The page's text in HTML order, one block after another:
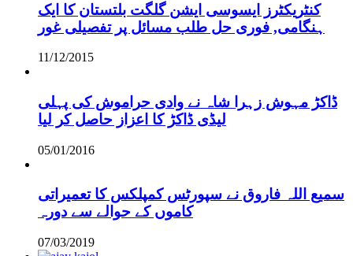
کنٹریکٹرز ایسوسی ایشن گلگت بلتستان کا ایک
ہنگامی, فوری حل طلب مسائل پر تفصیلی غور
11/12/2015
ڈاکڑ مہوش زہرا شاہ نے وادی حراموش کی پہلی
لیڈی ڈاکڑ کا اعزاز حاصل کر لیا
05/01/2016
سمیع اللہ فاروق نے سپورٹس کمپلکس کا تعمیراتی
کاموں کے حوالے سے دورہ
07/03/2019